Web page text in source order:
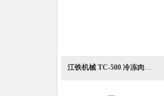
江铁机械 TC-500 冷冻肉刨肉机